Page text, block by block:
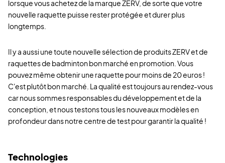
lorsque vous achetez de la marque ZERV, de sorte que votre
nouvelle raquette puisse rester protégée et durer plus
longtemps.
Il y a aussi une toute nouvelle sélection de produits ZERV et de
raquettes de badminton bon marché en promotion. Vous
pouvez même obtenir une raquette pour moins de 20 euros !
C'est plutôt bon marché. La qualité est toujours au rendez-vous
car nous sommes responsables du développement et de la
conception, et nous testons tous les nouveaux modèles en
profondeur dans notre centre de test pour garantir la qualité !
Technologies